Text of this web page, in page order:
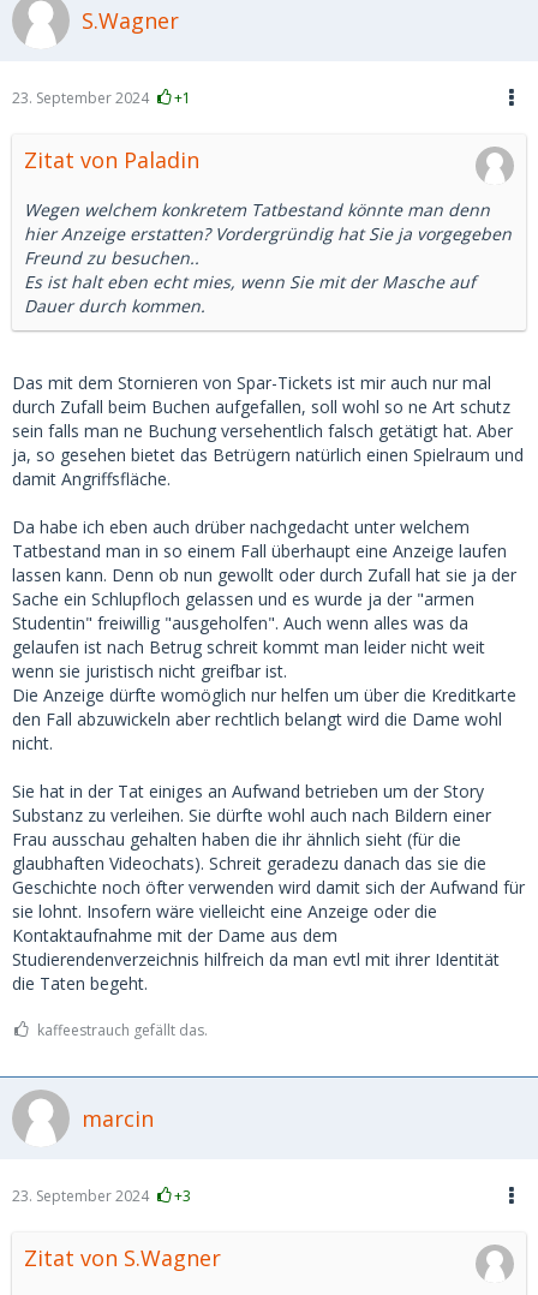
S.Wagner
23. September 2024 +1
Zitat von Paladin
Wegen welchem konkretem Tatbestand könnte man denn
hier Anzeige erstatten? Vordergründig hat Sie ja vorgegeben
Freund zu besuchen..
Es ist halt eben echt mies, wenn Sie mit der Masche auf
Dauer durch kommen.
Das mit dem Stornieren von Spar-Tickets ist mir auch nur mal
durch Zufall beim Buchen aufgefallen, soll wohl so ne Art schutz
sein falls man ne Buchung versehentlich falsch getätigt hat. Aber
ja, so gesehen bietet das Betrügern natürlich einen Spielraum und
damit Angriffsfläche.
Da habe ich eben auch drüber nachgedacht unter welchem
Tatbestand man in so einem Fall überhaupt eine Anzeige laufen
lassen kann. Denn ob nun gewollt oder durch Zufall hat sie ja der
Sache ein Schlupfloch gelassen und es wurde ja der "armen
Studentin" freiwillig "ausgeholfen". Auch wenn alles was da
gelaufen ist nach Betrug schreit kommt man leider nicht weit
wenn sie juristisch nicht greifbar ist.
Die Anzeige dürfte womöglich nur helfen um über die Kreditkarte
den Fall abzuwickeln aber rechtlich belangt wird die Dame wohl
nicht.
Sie hat in der Tat einiges an Aufwand betrieben um der Story
Substanz zu verleihen. Sie dürfte wohl auch nach Bildern einer
Frau ausschau gehalten haben die ihr ähnlich sieht (für die
glaubhaften Videochats). Schreit geradezu danach das sie die
Geschichte noch öfter verwenden wird damit sich der Aufwand für
sie lohnt. Insofern wäre vielleicht eine Anzeige oder die
Kontaktaufnahme mit der Dame aus dem
Studierendenverzeichnis hilfreich da man evtl mit ihrer Identität
die Taten begeht.
kaffeestrauch gefällt das.
marcin
23. September 2024 +3
Zitat von S.Wagner